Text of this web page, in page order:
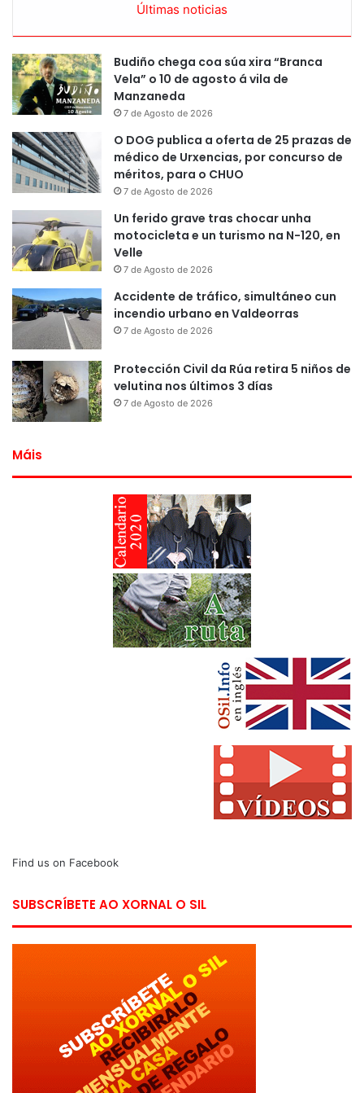
Últimas noticias
Budiño chega coa súa xira “Branca
Vela” o 10 de agosto á vila de
Manzaneda
7 de Agosto de 2026
O DOG publica a oferta de 25 prazas de
médico de Urxencias, por concurso de
méritos, para o CHUO
7 de Agosto de 2026
Un ferido grave tras chocar unha
motocicleta e un turismo na N-120, en
Velle
7 de Agosto de 2026
Accidente de tráfico, simultáneo cun
incendio urbano en Valdeorras
7 de Agosto de 2026
Protección Civil da Rúa retira 5 niños de
velutina nos últimos 3 días
7 de Agosto de 2026
Máis
Find us on Facebook
SUBSCRÍBETE AO XORNAL O SIL